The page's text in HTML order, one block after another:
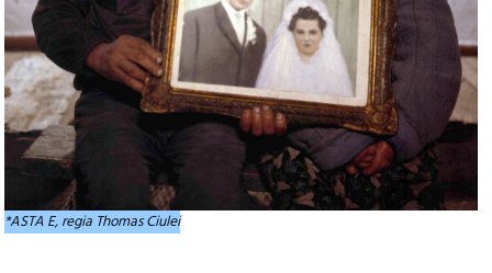
*ASTA E, regia Thomas Ciulei